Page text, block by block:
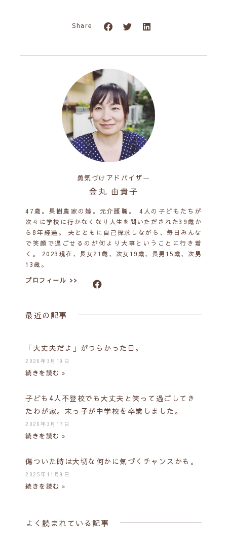
Share
勇気づけアドバイザー
金丸 由貴子
47歳。果樹農家の嫁。元介護職。 4人の子どもたちが
次々に学校に行かなくなり人生を問いただされた39歳か
ら8年経過。 夫とともに自己探求しながら、毎日みんな
で笑顔で過ごせるのが何より大事ということに行き着
く。 2023現在、長女21歳、次女19歳、長男15歳、次男
13歳。
プロフィール >>
最近の記事
「大丈夫だよ」がつらかった日。
2026年3月19日
続きを読む »
子ども4人不登校でも大丈夫と笑って過ごしてき
たわが家。末っ子が中学校を卒業しました。
2026年3月17日
続きを読む »
傷ついた時は大切な何かに気づくチャンスかも。
2025年11月9日
続きを読む »
よく読まれている記事